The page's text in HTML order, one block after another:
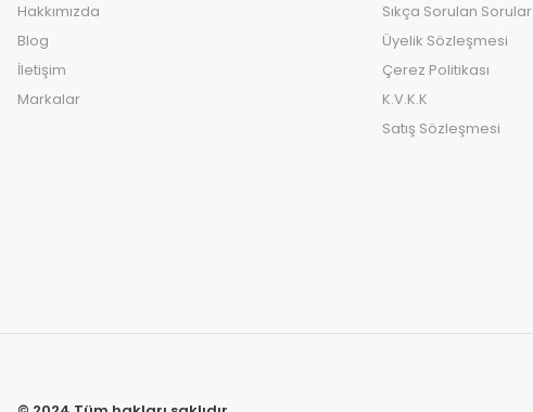
Hakkımızda
Blog
İletişim
Markalar
Sıkça Sorulan Sorular
Üyelik Sözleşmesi
Çerez Politikası
K.V.K.K
Satış Sözleşmesi